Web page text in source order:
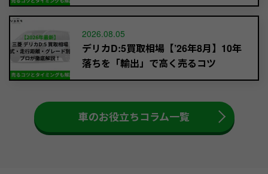
2026.08.05
デリカD:5買取相場【’26年8月】10年
落ちを「輸出」で高く売るコツ
車のお役立ちコラム一覧